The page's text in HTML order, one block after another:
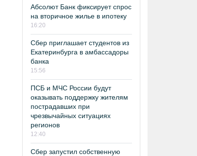
Абсолют Банк фиксирует спрос
на вторичное жилье в ипотеку
16:20
Сбер приглашает студентов из
Екатеринбурга в амбассадоры
банка
15:56
ПСБ и МЧС России будут
оказывать поддержку жителям
пострадавших при
чрезвычайных ситуациях
регионов
12:40
Сбер запустил собственную